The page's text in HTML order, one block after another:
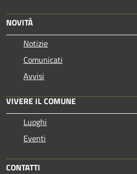
NOVITÀ
Notizie
Comunicati
Avvisi
VIVERE IL COMUNE
Luoghi
Eventi
CONTATTI